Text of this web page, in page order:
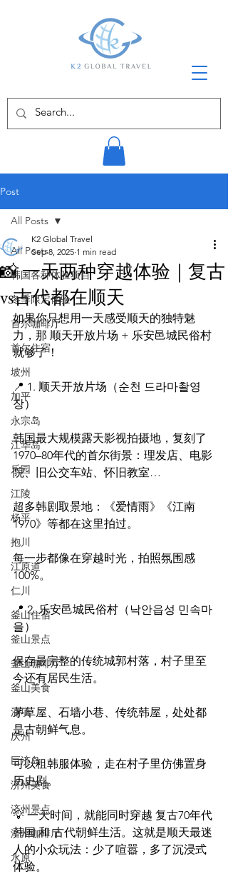
Post
All Posts
韩国各种体验项目
冬季限定体验
首尔咖啡厅
首尔住宿
坡州
加平
永宗岛
江华岛
乐园
江陵
杨平
抱川
江原道
仁川
釜山住宿
釜山景点
釜山咖啡厅
釜山美食
浦项
庆州
巨济岛
济州美食
济州景点
济州咖啡厅
水原
All Posts
📸 一天两种穿越体验｜复古
vs古代都在顺天
K2 Global Travel
Sep 8, 2025 1 min read
如果你只想用一天感受顺天的独特魅
力，那 顺天开放片场 + 乐安邑城民俗村
就够了！
📍 1. 顺天开放片场（순천 드라마촬영
장）
韩国最大规模露天影视拍摄地，复刻了
1970–80年代的首尔街景：理发店、电影
院、旧公交车站、怀旧教室…
超多韩剧取景地：《爱情雨》《江南
1970》等都在这里拍过。
每一步都像在穿越时光，拍照氛围感
100%。
📍 2. 乐安邑城民俗村（낙안읍성 민속마
을）
保存最完整的传统城郭村落，村子里至
今还有居民生活。
茅草屋、石墙小巷、传统韩屋，处处都
是古朝鲜气息。
可以租韩服体验，走在村子里仿佛置身
历史剧。
💡 一天时间，就能同时穿越 复古70年代
韩国 和 古代朝鲜生活。这就是顺天最迷
人的小众玩法：少了喧嚣，多了沉浸式
体验。